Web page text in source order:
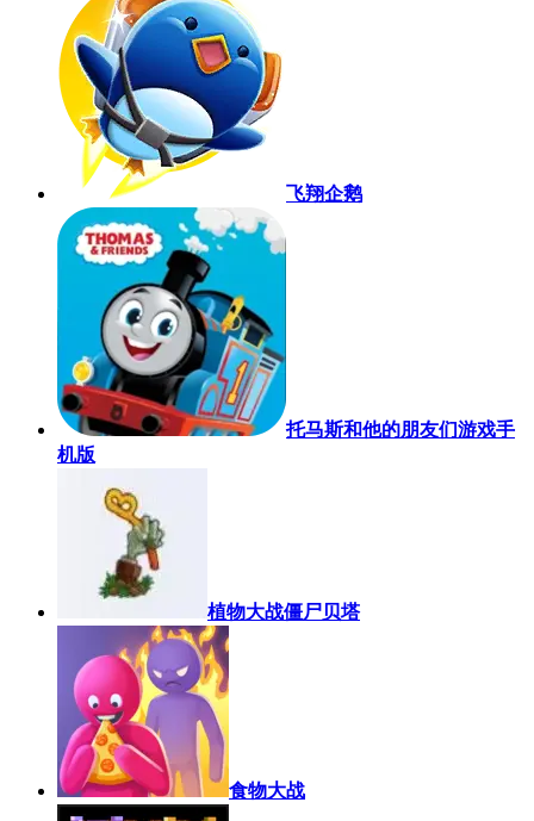
飞翔企鹅
托马斯和他的朋友们游戏手
机版
植物大战僵尸贝塔
食物大战